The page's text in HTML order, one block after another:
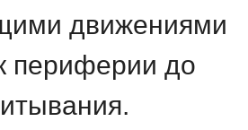
движениями
периферии до